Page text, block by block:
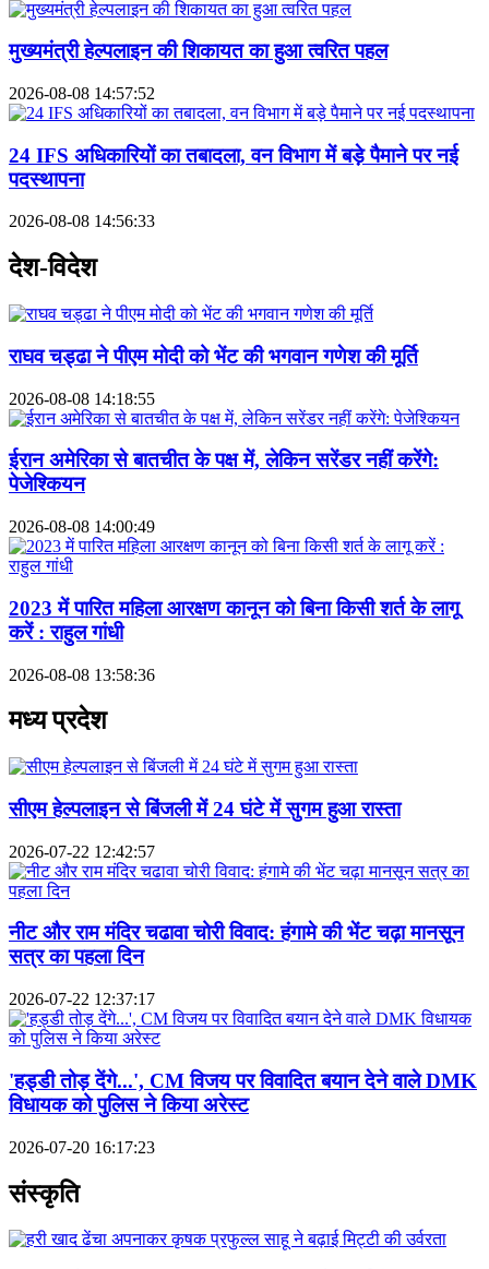
मुख्यमंत्री हेल्पलाइन की शिकायत का हुआ त्वरित पहल
2026-08-08 14:57:52
24 IFS अधिकारियों का तबादला, वन विभाग में बड़े पैमाने पर नई
पदस्थापना
2026-08-08 14:56:33
देश-विदेश
राघव चड्ढा ने पीएम मोदी को भेंट की भगवान गणेश की मूर्ति
2026-08-08 14:18:55
ईरान अमेरिका से बातचीत के पक्ष में, लेकिन सरेंडर नहीं करेंगे:
पेजेश्कियन
2026-08-08 14:00:49
2023 में पारित महिला आरक्षण कानून को बिना किसी शर्त के लागू
करें : राहुल गांधी
2026-08-08 13:58:36
मध्य प्रदेश
सीएम हेल्पलाइन से बिंजली में 24 घंटे में सुगम हुआ रास्ता
2026-07-22 12:42:57
नीट और राम मंदिर चढावा चोरी विवाद: हंगामे की भेंट चढ़ा मानसून
सत्र का पहला दिन
2026-07-22 12:37:17
'हड्डी तोड़ देंगे...', CM विजय पर विवादित बयान देने वाले DMK
विधायक को पुलिस ने किया अरेस्ट
2026-07-20 16:17:23
संस्कृति